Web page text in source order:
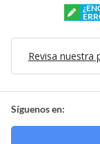
Revisa nuestra
Síguenos en: